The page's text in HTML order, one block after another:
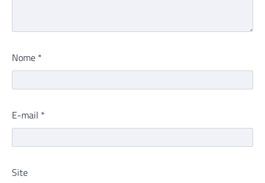
Nome *
E-mail *
Site